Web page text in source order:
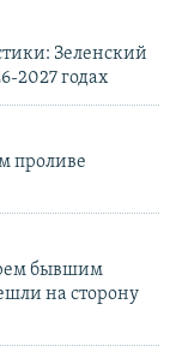
Зеленский
2027 годах
проливе
бывшим
на сторону